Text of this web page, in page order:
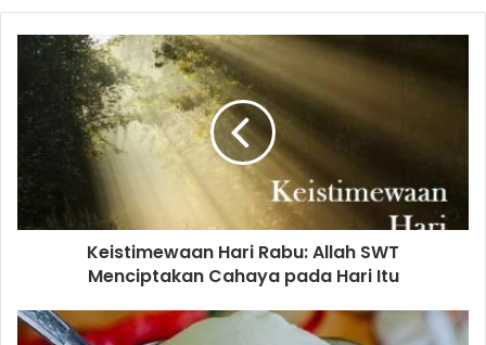
Keistimewaan Hari Rabu: Allah SWT
Menciptakan Cahaya pada Hari Itu